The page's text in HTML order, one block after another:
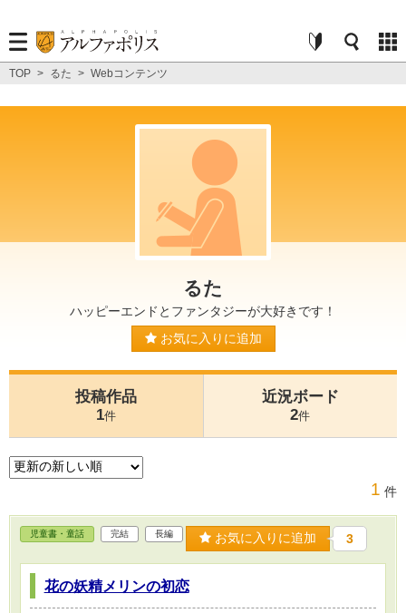
TOP > るた > Webコンテンツ
るた
ハッピーエンドとファンタジーが大好きです！
お気に入りに追加
投稿作品
1件
近況ボード
2件
1 件
児童書・童話 完結 長編 お気に入りに追加 3
花の妖精メリンの初恋